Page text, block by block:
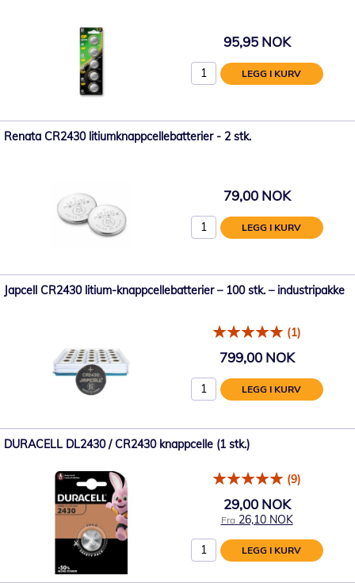
95,95 NOK
LEGG I KURV
Renata CR2430 litiumknappcellebatterier - 2 stk.
79,00 NOK
LEGG I KURV
Japcell CR2430 litium-knappcellebatterier – 100 stk. – industripakke
(1)
799,00 NOK
LEGG I KURV
DURACELL DL2430 / CR2430 knappcelle (1 stk.)
(9)
29,00 NOK
Fra 26,10 NOK
LEGG I KURV